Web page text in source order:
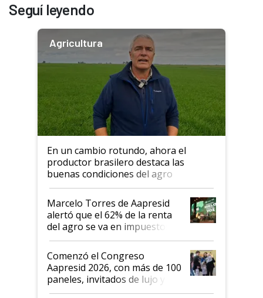
Seguí leyendo
Agricultura
En un cambio rotundo, ahora el
productor brasilero destaca las
buenas condiciones del agro
argentino para invertir: "Los veo
más motivados"
Marcelo Torres de Aapresid
alertó que el 62% de la renta
del agro se va en impuestos:
"No es bueno que en
Argentina se sigan discutiendo
las mismas cosas de hace 50
años"
Comenzó el Congreso
Aapresid 2026, con más de 100
paneles, invitados de lujo y
todas las tendencias